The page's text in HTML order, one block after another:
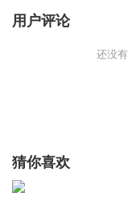
用户评论
还没
猜你喜欢